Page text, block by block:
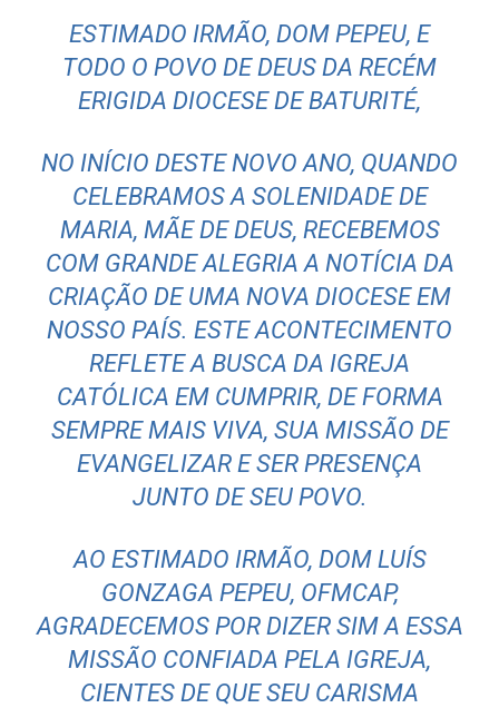
ESTIMADO IRMÃO, DOM PEPEU, E
TODO O POVO DE DEUS DA RECÉM
ERIGIDA DIOCESE DE BATURITÉ,
NO INÍCIO DESTE NOVO ANO, QUANDO
CELEBRAMOS A SOLENIDADE DE
MARIA, MÃE DE DEUS, RECEBEMOS
COM GRANDE ALEGRIA A NOTÍCIA DA
CRIAÇÃO DE UMA NOVA DIOCESE EM
NOSSO PAÍS. ESTE ACONTECIMENTO
REFLETE A BUSCA DA IGREJA
CATÓLICA EM CUMPRIR, DE FORMA
SEMPRE MAIS VIVA, SUA MISSÃO DE
EVANGELIZAR E SER PRESENÇA
JUNTO DE SEU POVO.
AO ESTIMADO IRMÃO, DOM LUÍS
GONZAGA PEPEU, OFMCAP,
AGRADECEMOS POR DIZER SIM A ESSA
MISSÃO CONFIADA PELA IGREJA,
CIENTES DE QUE SEU CARISMA